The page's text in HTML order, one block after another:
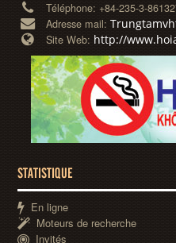
Téléphone:+84-235-3-
Adresse mail:
Site Web: http://
STATISTIQUE
En ligne
Moteurs de recherche
Invités